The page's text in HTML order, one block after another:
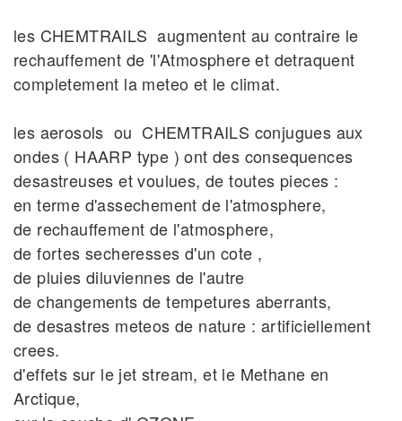
les CHEMTRAILS augmentent au contraire le
rechauffement de 'l'Atmosphere et detraquent
completement la meteo et le climat.
les aerosols ou CHEMTRAILS conjugues aux
ondes ( HAARP type ) ont des consequences
desastreuses et voulues, de toutes pieces :
en terme d'assechement de l'atmosphere,
de rechauffement de l'atmosphere,
de fortes secheresses d'un cote ,
de pluies diluviennes de l'autre
de changements de tempetures aberrants,
de desastres meteos de nature : artificiellement
crees.
d'effets sur le jet stream, et le Methane en
Arctique,